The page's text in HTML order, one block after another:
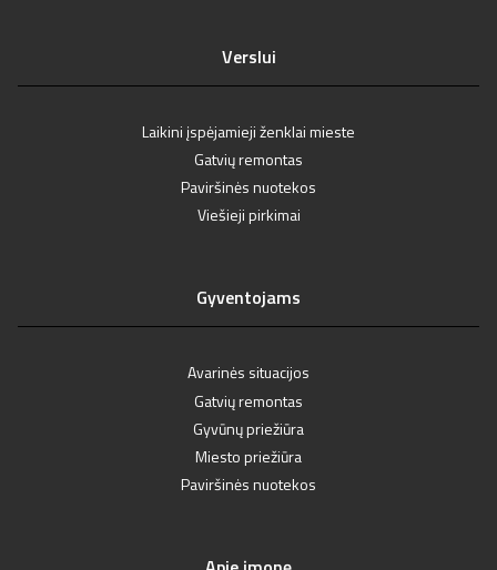
Verslui
Laikini įspėjamieji ženklai mieste
Gatvių remontas
Paviršinės nuotekos
Viešieji pirkimai
Gyventojams
Avarinės situacijos
Gatvių remontas
Gyvūnų priežiūra
Miesto priežiūra
Paviršinės nuotekos